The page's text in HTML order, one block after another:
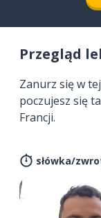
Przegląd
Zanurz się w
poczujesz się
Francji.
słówka/